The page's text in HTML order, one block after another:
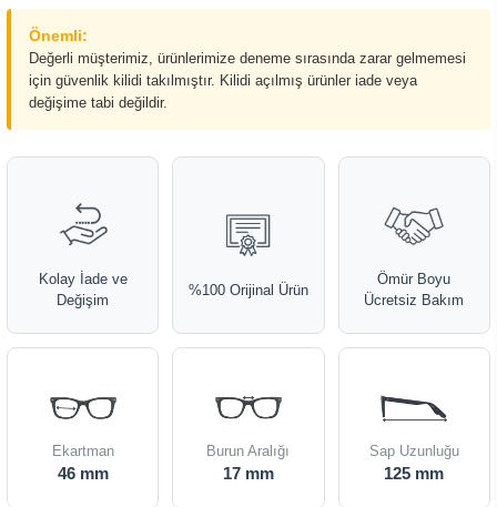
Önemli:
Değerli müşterimiz, ürünlerimize deneme sırasında zarar gelmemesi
için güvenlik kilidi takılmıştır. Kilidi açılmış ürünler iade veya
değişime tabi değildir.
Kolay İade ve
Değişim
%100 Orijinal Ürün
Ömür Boyu
Ücretsiz Bakım
Ekartman
46 mm
Burun Aralığı
17 mm
Sap Uzunluğu
125 mm